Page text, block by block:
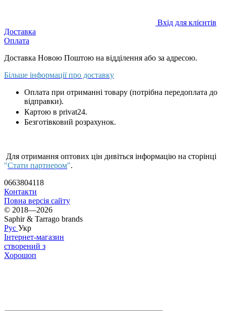
Вхід для клієнтів
Доставка
Оплата
Доставка Новою Поштою на відділення або за адресою.
Більше інформації про доставку
Оплата при отриманні товару (потрібна передоплата до
відправки).
Картою в privat24.
Безготівковий розрахунок.
Для отримання оптових цін дивіться інформацію на сторінці
"Стати партнером".
0663804118
Контакти
Повна версія сайту
© 2018—2026
Saphir & Tarrago brands
Рус Укр
Інтернет-магазин
створений з
Хорошоп